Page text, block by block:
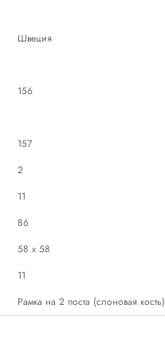
Швеция
156
157
2
11
86
58 х 58
11
Рамка на 2 поста (слоновая кость)